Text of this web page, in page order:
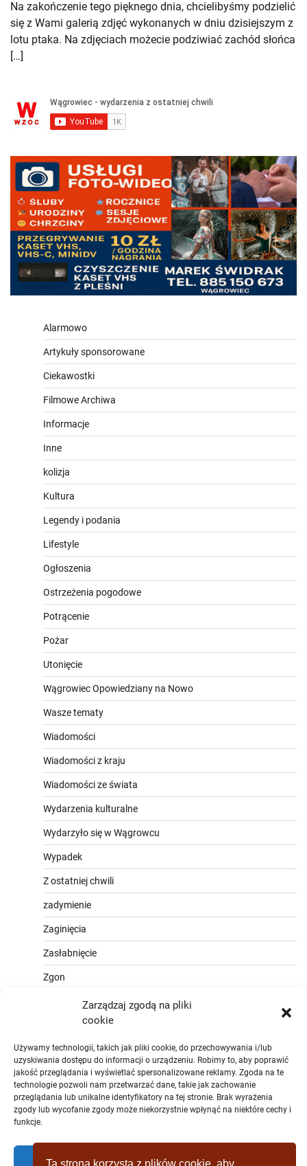
Zarządzaj zgodą na pliki
cookie
Używamy technologii, takich jak pliki cookie, do przechowywania i/lub
uzyskiwania dostępu do informacji o urządzeniu. Robimy to, aby poprawić
jakość przeglądania i wyświetlać spersonalizowane reklamy. Zgoda na te
technologie pozwoli nam przetwarzać dane, takie jak zachowanie
przeglądania lub unikalne identyfikatory na tej stronie. Brak wyrażenia
zgody lub wycofanie zgody może niekorzystnie wpłynąć na niektóre cechy i
funkcje.
Zaakceptować
Na zakończenie tego pięknego dnia, chcielibyśmy podzielić
się z Wami galerią zdjęć wykonanych w dniu dzisiejszym z
lotu ptaka. Na zdjęciach możecie podziwiać zachód słońca
[…]
Alarmowo
Artykuły sponsorowane
Ciekawostki
Filmowe Archiwa
Informacje
Inne
kolizja
Kultura
Legendy i podania
Lifestyle
Ogłoszenia
Ostrzeżenia pogodowe
Potrącenie
Pożar
Utonięcie
Wągrowiec Opowiedziany na Nowo
Wasze tematy
Wiadomości
Wiadomości z kraju
Wiadomości ze świata
Wydarzenia kulturalne
Wydarzyło się w Wągrowcu
Wypadek
Z ostatniej chwili
zadymienie
Zaginięcia
Zasłabnięcie
Zgon
Ta strona korzysta z plików cookie, aby